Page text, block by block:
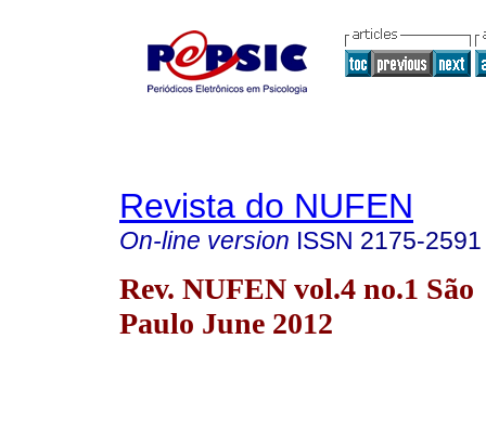
Revista do NUFEN
On-line version ISSN 2175-2591
Rev. NUFEN vol.4 no.1 São
Paulo June 2012